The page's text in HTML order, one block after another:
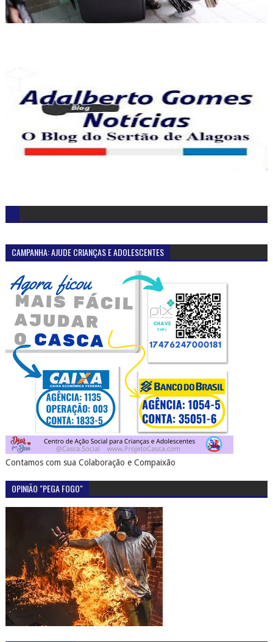
CAMPANHA: AJUDE CRIANÇAS E ADOLESCENTES
Contamos com sua Colaboração e Compaixão
OPINIÃO "PEGA FOGO"